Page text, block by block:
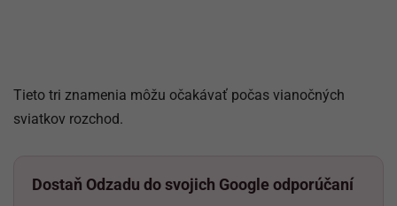
Tieto tri znamenia môžu očakávať počas vianočných
sviatkov rozchod.
Dostaň Odzadu do svojich Google odporúčaní